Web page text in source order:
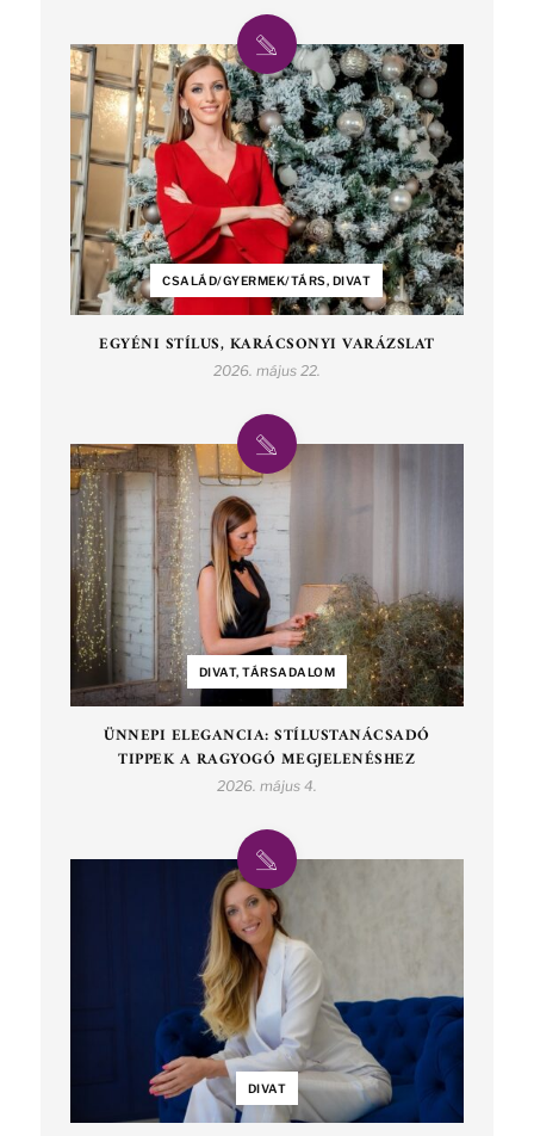
CSALÁD/GYERMEK/TÁRS, DIVAT
EGYÉNI STÍLUS, KARÁCSONYI VARÁZSLAT
2026. május 22.
DIVAT, TÁRSADALOM
ÜNNEPI ELEGANCIA: STÍLUSTANÁCSADÓ
TIPPEK A RAGYOGÓ MEGJELENÉSHEZ
2026. május 4.
DIVAT